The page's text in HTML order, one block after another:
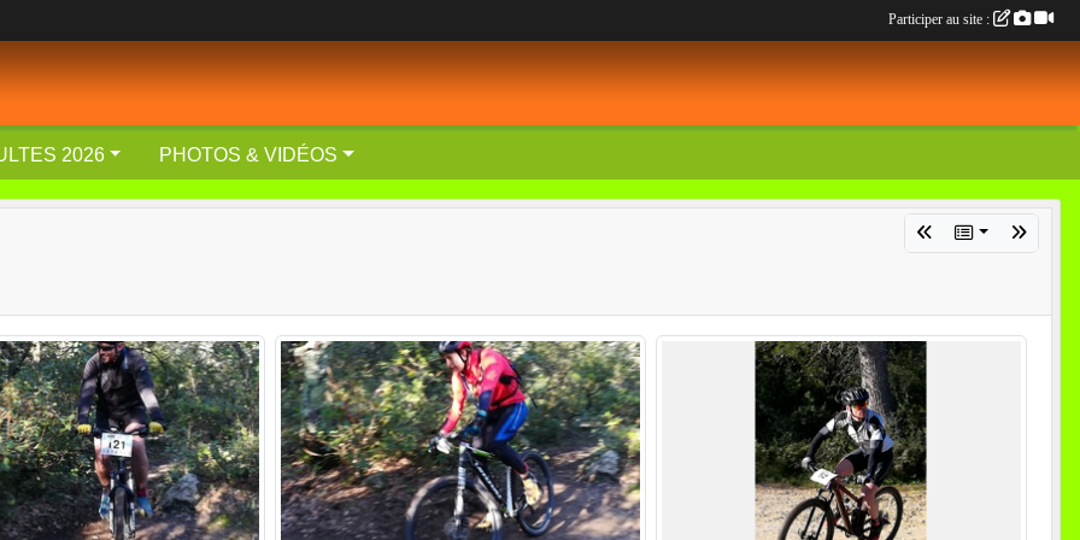
2026 PHOTOS & VIDÉOS
Participer au site :